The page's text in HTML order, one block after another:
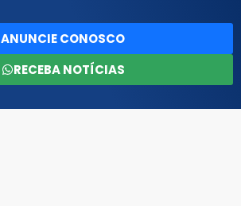
ANUNCIE CONOSCO
RECEBA NOTÍCIAS